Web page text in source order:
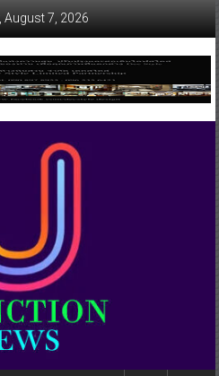
August 7, 2026